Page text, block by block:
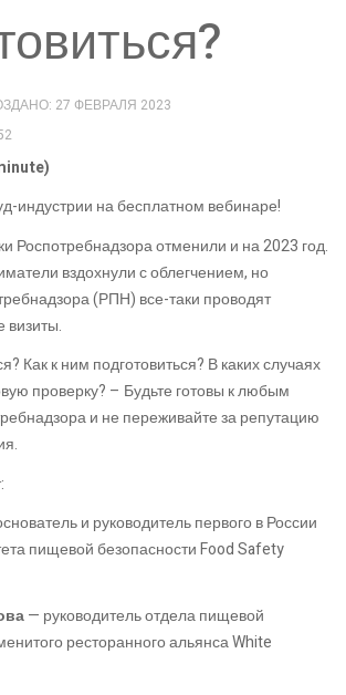
27 ФЕВРАЛЯ 2023
индустрии на бесплатном вебинаре!
Роспотребнадзора отменили и на 2023 год.
вздохнули с облегчением, но
(РПН) все-таки проводят
визиты.
Как к ним подготовиться? В каких случаях
проверку? – Будьте готовы к любым
и не переживайте за репутацию
и руководитель первого в России
пищевой безопасности Food Safety
— руководитель отдела пищевой
ресторанного альянса White